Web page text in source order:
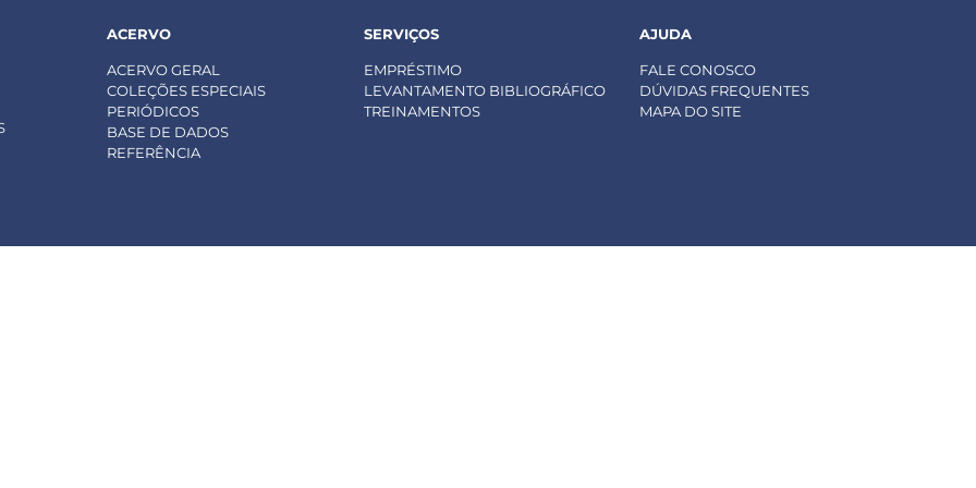
ACERVO
ACERVO GERAL
COLEÇÕES ESPECIAIS
PERIÓDICOS
BASE DE DADOS
REFERÊNCIA
SERVIÇOS
EMPRÉSTIMO
LEVANTAMENTO BIBLIOGRÁFICO
TREINAMENTOS
AJUDA
FALE CONOSCO
DÚVIDAS FREQUENTES
MAPA DO SITE